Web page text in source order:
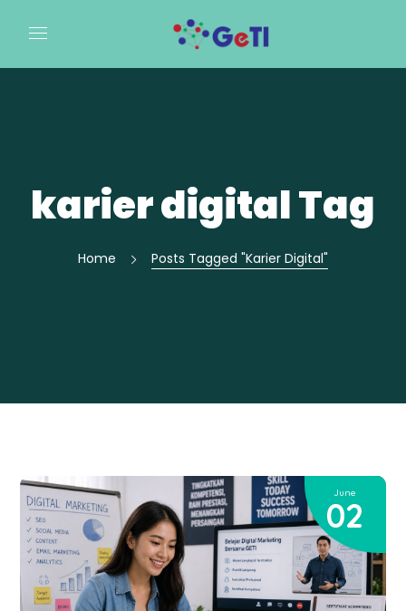
karier digital Tag
Home Posts Tagged "karier Digital"
June
02